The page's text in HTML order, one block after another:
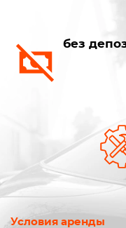
без
Условия аренды